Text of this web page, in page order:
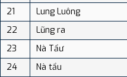
21
Lung Luông
22
Lũng ra
23
Nà Tẩư
24
Nà tẩu